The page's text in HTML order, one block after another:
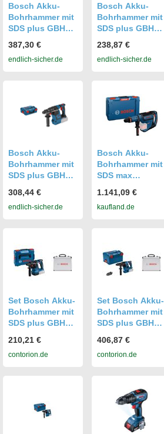
Bosch Akku-
Bohrhammer mit
SDS plus GBH
BOXX 238
0611921001
387,30 €
endlich-sicher.de
Bosch Akku-
Bohrhammer mit
SDS plus GBH
BOXX
0611923002
238,87 €
endlich-sicher.de
Bosch Akku-
Bohrhammer mit
SDS plus GBH
0611909001
308,44 €
endlich-sicher.de
Bosch Akku-
Bohrhammer mit
SDS max
BOXX
1.141,09 €
kaufland.de
Set Bosch Akku-
Bohrhammer mit
SDS plus GBH
11-tlg SDS plus-1
Hammerbohrer-
210,21 €
contorion.de
Set Bosch Akku-
Bohrhammer mit
SDS plus GBH
BOXX 238 + 11-
tlg SDS plus-1
406,87 €
contorion.de